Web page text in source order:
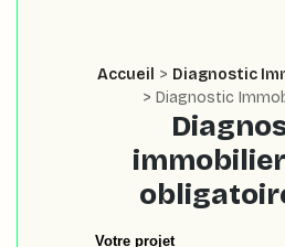
Accueil > Diagnostic
> Diagnostic